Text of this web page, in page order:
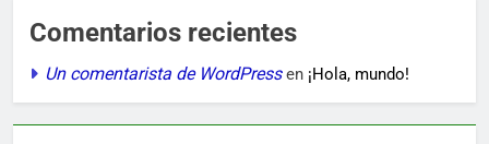
Comentarios recientes
Un comentarista de WordPressen ¡Hola, mundo!